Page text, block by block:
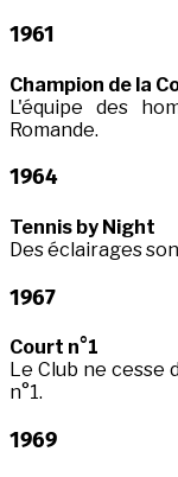
1961
Champion de la
L'équipe des
Romande.
1964
Tennis by Night
Des éclairages
1967
Court n°1
Le Club ne
n°1.
1969